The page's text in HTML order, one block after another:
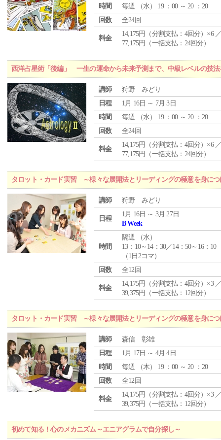
時間
毎週 （水） 19 ：00 ～ 20 ：20
回数
全24回
料金
14,175円（分割支払：4回分）×6
77,175円（一括支払：24回分）
西洋占星術「後編」 一生の運命から未来予測まで、中級レベルの技法
講師
狩野 みどり
日程
1月 16日 ～ 7月 3日
時間
毎週 （水） 19 ：00 ～ 20 ：20
回数
全24回
料金
14,175円（分割支払：4回分）×6
77,175円（一括支払：24回分）
タロット・カード実習 ～様々な展開法とリーディングの極意を身につ
講師 狩野 みどり
日程
1月 16日 ～ 3月 27日
B Week
時間
隔週 （水）
13：10～14：30／14：50～16：10
（1日2コマ）
回数
全12回
料金
14,175円（分割支払：4回分）×3
39,375円（一括支払：12回分）
タロット・カード実習 ～様々な展開法とリーディングの極意を身につ
講師
森信 彰雄
日程
1月 17日 ～ 4月 4日
時間
毎週 （木） 19 ：00 ～ 20 ：20
回数
全12回
料金
14,175円（分割支払：4回分）×3
39,375円（一括支払：12回分）
初めて知る！心のメカニズム～エニアグラムで自分探し～